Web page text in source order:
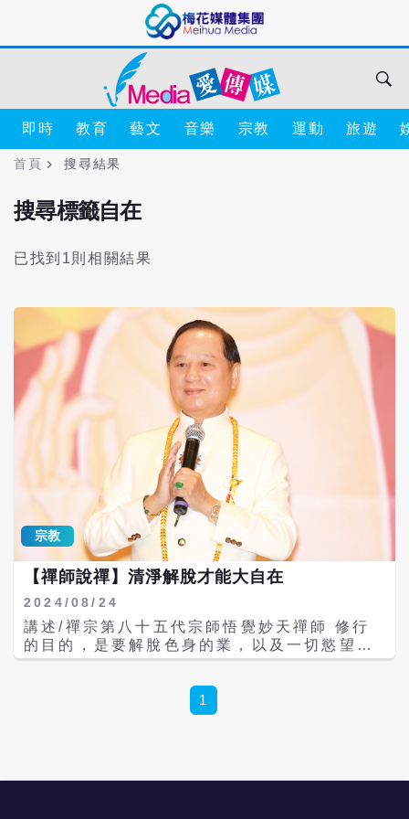
即時 教育 藝文 音樂 宗教 運動 旅遊
首頁 搜尋結果
搜尋標籤自在
已找到1則相關結果
宗教
【禪師說禪】清淨解脫才能大自在
2024/08/24
講述/禪宗第八十五代宗師悟覺妙天禪師 修行
的目的，是要解脫色身的業，以及一切慾望需
求，也就是要解脫「色聲香味觸法」。因為解
脫就是清淨，不解脫就是汙染，就是根塵、障
礙，也是輪迴之因、煩惱之因。所以禪宗的持
戒，是讓身心都得到清淨，就和自性一樣，也
1